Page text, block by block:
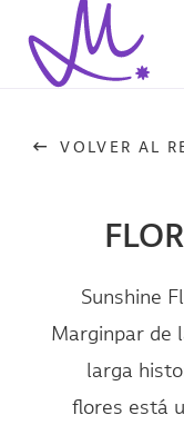
contenido
VOLVER AL
Sunshine
Marginpar de
larga
flores está